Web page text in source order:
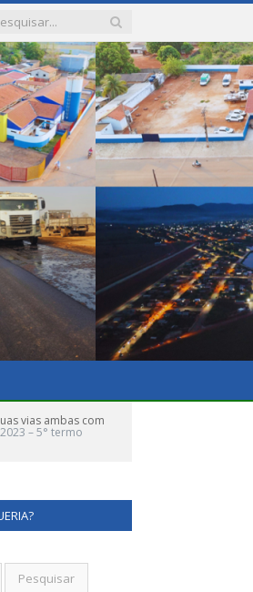
vias ambas com
2023 – 5° termo